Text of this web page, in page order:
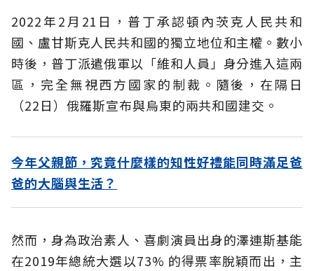
2022年2月21日，普丁承認頓內茨克人民共和
國、盧甘斯克人民共和國的獨立地位和主權。數小
時後，普丁派遣俄軍以「維和人員」身分進入這兩
區，完全無視西方國家的制裁。隨後，在隔日
（22日）俄羅斯宣布與烏東的兩共和國建交。
今年父親節，究竟什麼樣的知性好禮能同時滿足爸
爸的大腦與生活？
然而，身為政治素人、喜劇演員出身的澤連斯基能
在2019年總統大選以73% 的得票率脫穎而出，主